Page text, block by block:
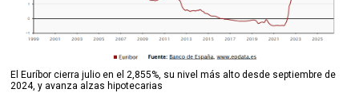
El Euríbor cierra julio en el 2,855%, su nivel más alto desde septiembre de
2024, y avanza alzas hipotecarias